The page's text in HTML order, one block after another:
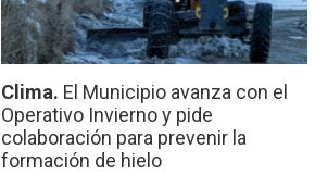
Clima. El Municipio avanza con el
Operativo Invierno y pide
colaboración para prevenir la
formación de hielo